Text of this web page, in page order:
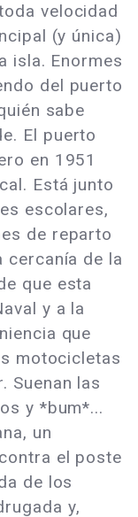
velocidad
(y única)
isla. Enormes
del puerto
sabe
El puerto
en 1951
Está junto
escolares,
de reparto
cercanía de la
que esta
y a la
que
motocicletas
Suenan las
y *bum*...
un
el poste
de los
y,